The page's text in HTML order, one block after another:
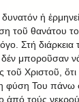
δυνατόν ἡ
τοῦ θανάτου
Στή διάρκεια
μποροῦσαν
τοῦ Χριστοῦ,
φύση Του πάνω
ἀπό τούς